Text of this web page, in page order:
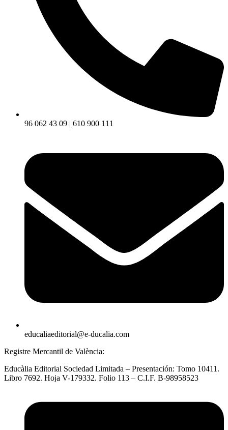
96 062 43 09 | 610 900 111
educaliaeditorial@e-ducalia.com
Registre Mercantil de València:
Educàlia Editorial Sociedad Limitada – Presentación: Tomo 10411.
Libro 7692. Hoja V-179332. Folio 113 – C.I.F. B-98958523